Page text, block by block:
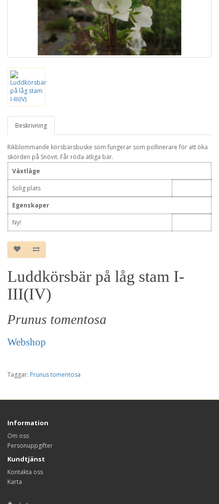
Beskrivning
Rikblommande körsbärsbuske som fungerar som pollinerare för att öka
skörden på Snövit. Får röda ätliga bär.
Växtläge
Solig plats
Egenskaper
Ny!
Luddkörsbär på låg stam I-
III(IV)
Prunus tomentosa
Webshop
Taggar: Prunus tomentosa
Information
Om oss
Personuppgifter
Kundtjänst
Kontakta oss
Karta